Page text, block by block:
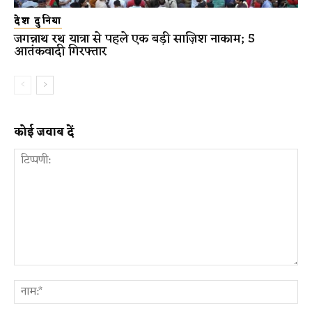
देश दुनिया
जगन्नाथ रथ यात्रा से पहले एक बड़ी साज़िश नाकाम; 5
आतंकवादी गिरफ्तार
कोई जवाब दें